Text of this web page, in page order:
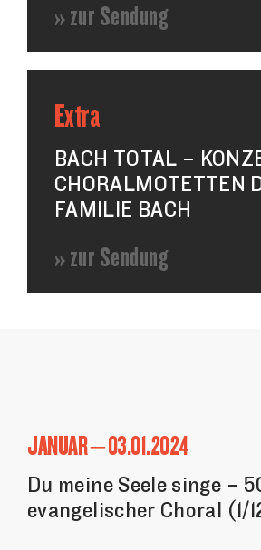
» zur Sendung
Extra
BACH TOTAL –
CHORALMOTETTEN
FAMILIE BACH
» zur Sendung
JANUAR – 03.01.2024
Du meine Seele singe –
evangelischer Choral (1/